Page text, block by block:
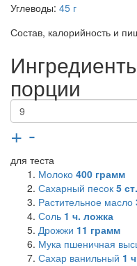
Углеводы: 45 г
Состав, калорийность и
порции
+ -
для теста
Молоко 400 грамм
Сахарный песок 5
Растительное масло
Соль 1 ч. ложка
Дрожжи 11 грамм
Мука пшеничная
Сахар ванильный 1